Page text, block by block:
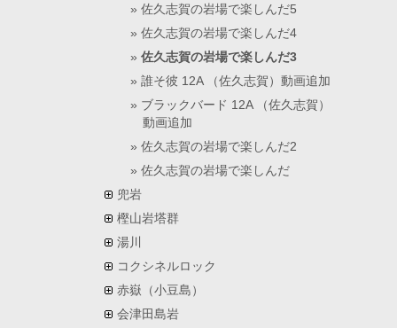
佐久志賀の岩場で楽しんだ5
佐久志賀の岩場で楽しんだ4
佐久志賀の岩場で楽しんだ3
誰そ彼 12A （佐久志賀）動画追加
ブラックバード 12A （佐久志賀）
動画追加
佐久志賀の岩場で楽しんだ2
佐久志賀の岩場で楽しんだ
兜岩
樫山岩塔群
湯川
コクシネルロック
赤嶽（小豆島）
会津田島岩